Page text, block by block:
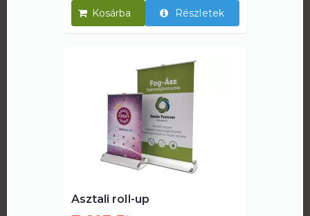
Részletek
Asztali roll-up